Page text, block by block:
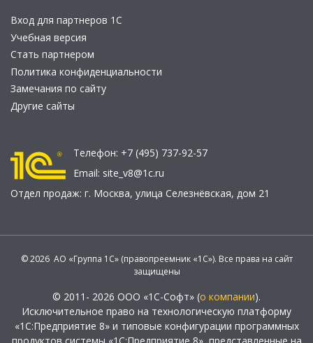
Вход для партнеров 1С
Учебная версия
Стать партнером
Политика конфиденциальности
Замечания по сайту
Другие сайты
Телефон: +7 (495) 737-92-57
Email: site_v8@1c.ru
Отдел продаж: г. Москва, улица Селезнёвская, дом 21
© 2026 АО «Группа 1С» (правопреемник «1С»). Все права на сайт
защищены
© 2011- 2026 ООО «1С-Софт» (о компании).
Исключительное право на технологическую платформу
«1С:Предприятие 8» и типовые конфигурации программных